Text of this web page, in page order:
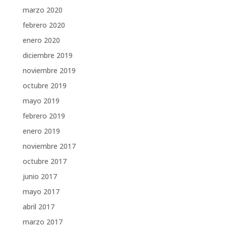
marzo 2020
febrero 2020
enero 2020
diciembre 2019
noviembre 2019
octubre 2019
mayo 2019
febrero 2019
enero 2019
noviembre 2017
octubre 2017
junio 2017
mayo 2017
abril 2017
marzo 2017